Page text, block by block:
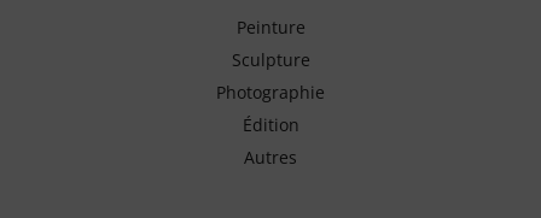
Peinture
Sculpture
Photographie
Édition
Autres